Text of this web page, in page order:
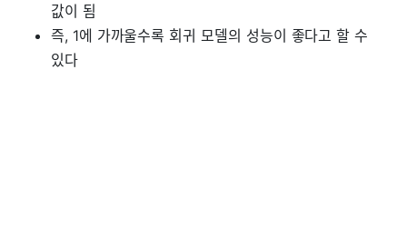
값이 됨
즉, 1에 가까울수록 회귀 모델의 성능이 좋다고 할 수
있다